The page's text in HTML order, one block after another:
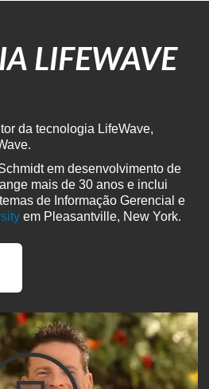
LIFEWAVE
da tecnologia LifeWave,
em desenvolvimento de
mais de 30 anose inclui
de Informação Gerencial e
em Pleasantville, New York.